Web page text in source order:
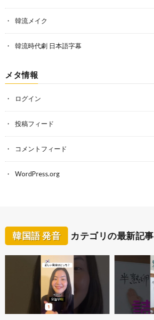
韓流メイク
韓流時代劇 日本語字幕
メタ情報
ログイン
投稿フィード
コメントフィード
WordPress.org
韓国語 発音 カテゴリの最新記事